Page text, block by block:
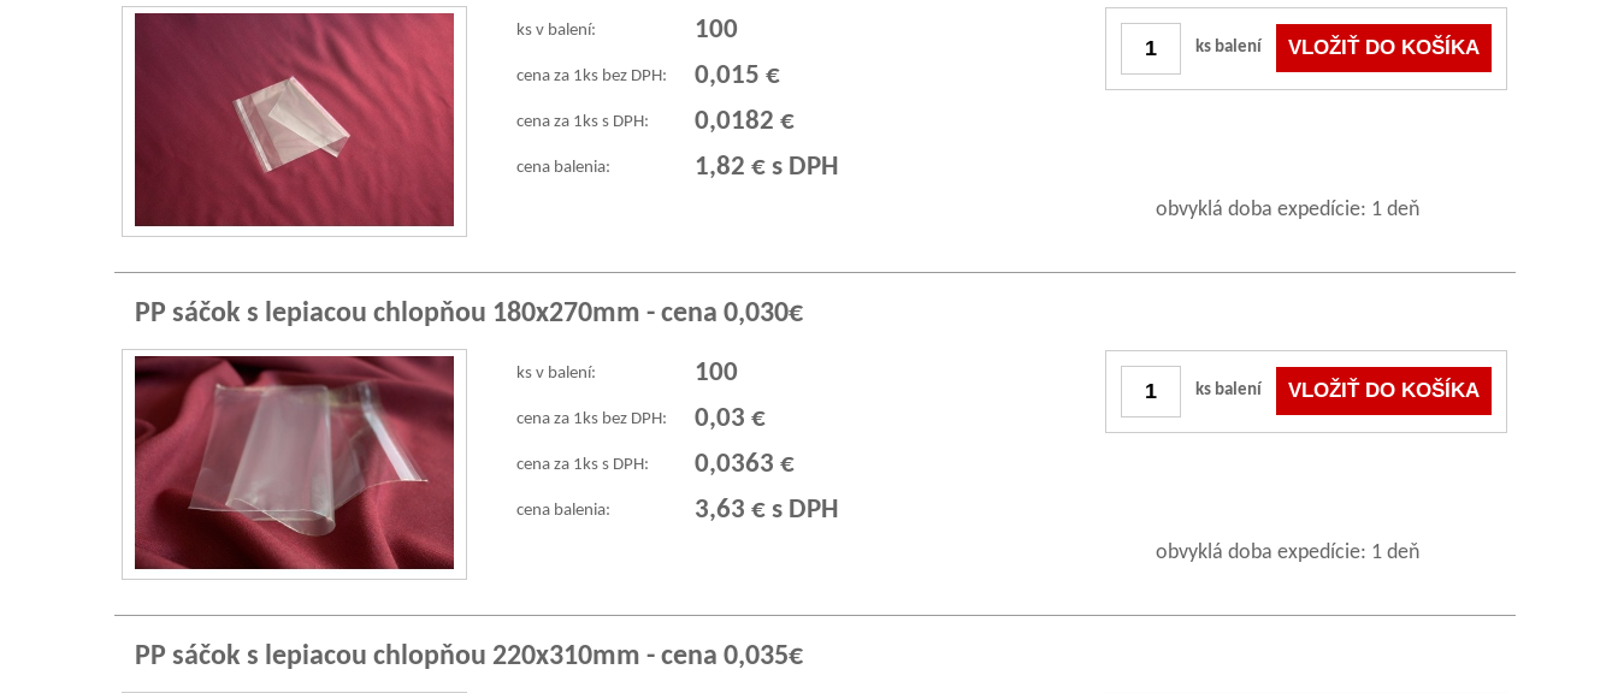
ks v balení: 100
cena za 1ks bez DPH: 0,015 €
cena za 1ks s DPH: 0,0182 €
cena balenia: 1,82 € s DPH
ks balení
obvyklá doba expedície: 1 deň
PP sáčok s lepiacou chlopňou 180x270mm - cena 0,030€
ks v balení: 100
cena za 1ks bez DPH: 0,03 €
cena za 1ks s DPH: 0,0363 €
cena balenia: 3,63 € s DPH
ks balení
obvyklá doba expedície: 1 deň
PP sáčok s lepiacou chlopňou 220x310mm - cena 0,035€